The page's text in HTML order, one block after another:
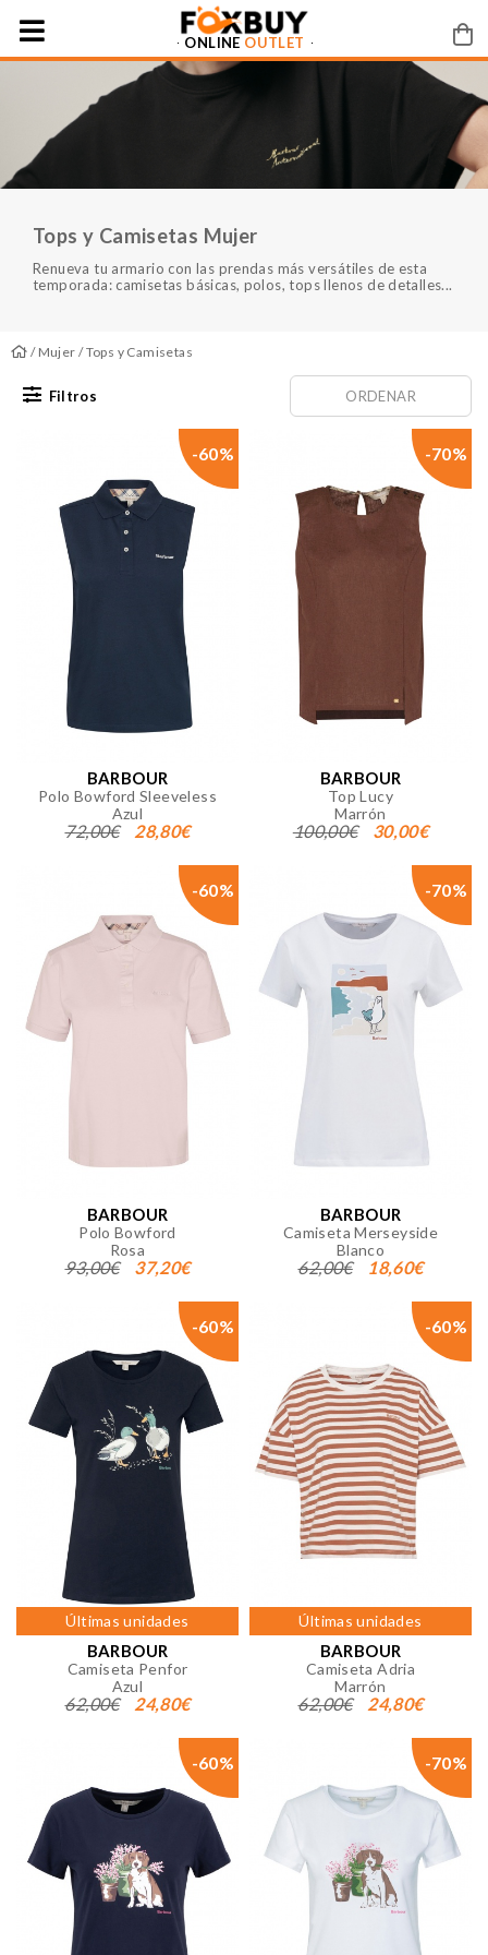
ONLINE OUTLET
Tops y Camisetas Mujer
Renueva tu armario con las prendas más versátiles de esta
temporada: camisetas básicas, polos, tops llenos de detalles...
/ Mujer / Tops y Camisetas
Filtros ORDENAR
-60%
BARBOUR
Polo Bowford Sleeveless
Azul
72,00€ 28,80€
-70%
BARBOUR
Top Lucy
Marrón
100,00€ 30,00€
-60%
BARBOUR
Polo Bowford
Rosa
93,00€ 37,20€
-70%
BARBOUR
Camiseta Merseyside
Blanco
62,00€ 18,60€
Últimas unidades
-60%
BARBOUR
Camiseta Penfor
Azul
62,00€ 24,80€
Últimas unidades
-60%
BARBOUR
Camiseta Adria
Marrón
62,00€ 24,80€
-60% -70%